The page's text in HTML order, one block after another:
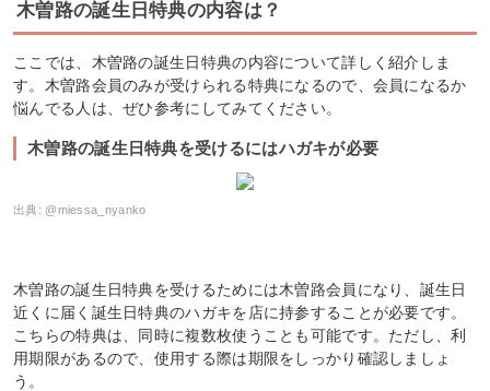
木曽路の誕生日特典の内容は？
ここでは、木曽路の誕生日特典の内容について詳しく紹介しま
す。木曽路会員のみが受けられる特典になるので、会員になるか
悩んでる人は、ぜひ参考にしてみてください。
木曽路の誕生日特典を受けるにはハガキが必要
出典: @miessa_nyanko
木曽路の誕生日特典を受けるためには木曽路会員になり、誕生日
近くに届く誕生日特典のハガキを店に持参することが必要です。
こちらの特典は、同時に複数枚使うことも可能です。ただし、利
用期限があるので、使用する際は期限をしっかり確認しましょ
う。